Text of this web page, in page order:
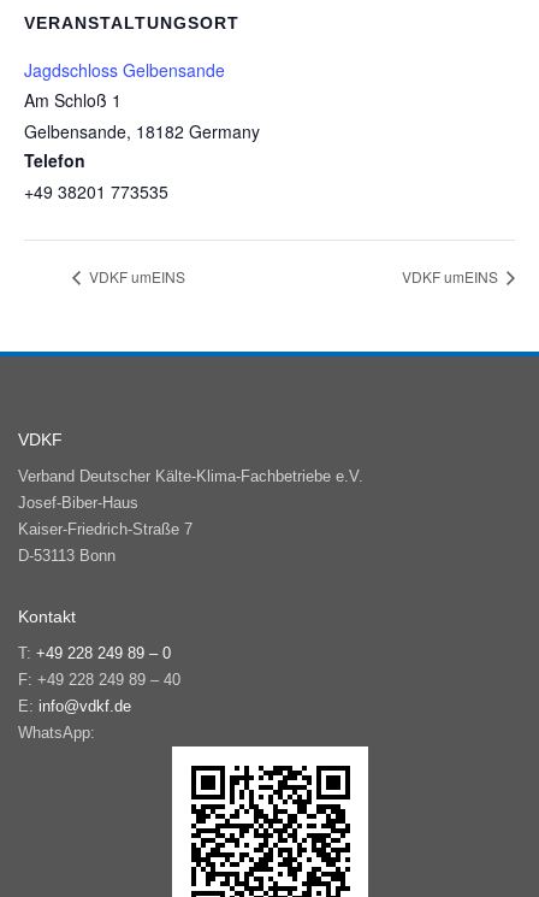
VERANSTALTUNGSORT
Jagdschloss Gelbensande
Am Schloß 1
Gelbensande, 18182 Germany
Telefon
+49 38201 773535
VDKF umEINS VDKF umEINS
VDKF
Verband Deutscher Kälte-Klima-Fachbetriebe e.V.
Josef-Biber-Haus
Kaiser-Friedrich-Straße 7
D-53113 Bonn
Kontakt
T: +49 228 249 89 – 0
F: +49 228 249 89 – 40
E: info@vdkf.de
WhatsApp: